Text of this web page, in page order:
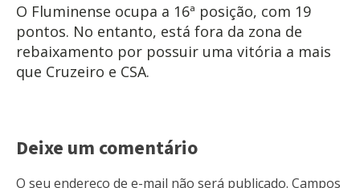
O Fluminense ocupa a 16ª posição, com 19
pontos. No entanto, está fora da zona de
rebaixamento por possuir uma vitória a mais
que Cruzeiro e CSA.
Deixe um comentário
O seu endereço de e-mail não será publicado. Campos